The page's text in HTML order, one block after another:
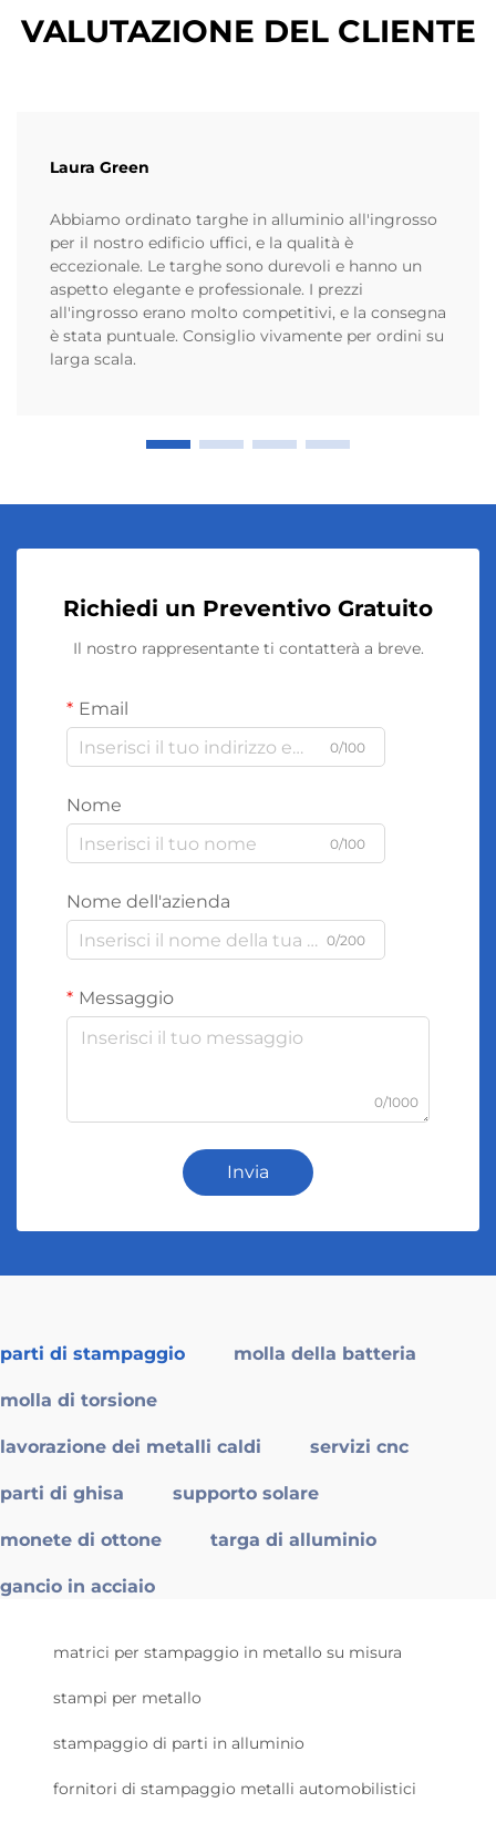
VALUTAZIONE DEL CLIENTE
Laura Green
Abbiamo ordinato targhe in alluminio all'ingrosso
per il nostro edificio uffici, e la qualità è
eccezionale. Le targhe sono durevoli e hanno un
aspetto elegante e professionale. I prezzi
all'ingrosso erano molto competitivi, e la consegna
è stata puntuale. Consiglio vivamente per ordini su
larga scala.
Richiedi un Preventivo Gratuito
Il nostro rappresentante ti contatterà a breve.
Email
0/100
Nome
0/100
Nome dell'azienda
0/200
Messaggio
0/1000
Invia
parti di stampaggio molla della batteria
molla di torsione
lavorazione dei metalli caldi servizi cnc
parti di ghisa supporto solare
monete di ottone targa di alluminio
gancio in acciaio
matrici per stampaggio in metallo su misura
stampi per metallo
stampaggio di parti in alluminio
fornitori di stampaggio metalli automobilistici